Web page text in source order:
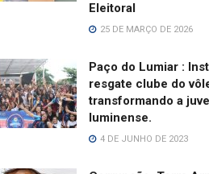
Eleitoral
25 DE MARÇO DE 2026
Paço do Lumiar :
resgate clube do
transformando a
luminense.
4 DE JUNHO DE 2023